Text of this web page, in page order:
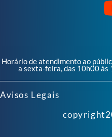
Horário de atendimento ao
a sexta-feira, das 10h00 às
Avisos Legais
copyright